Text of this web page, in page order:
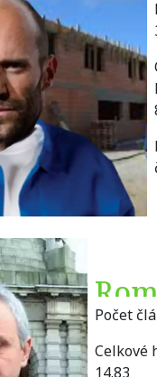
Počet
Celkové
14.83